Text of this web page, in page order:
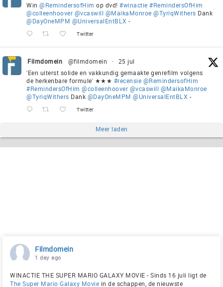
Win @RemindersofHim op dvd! #winactie #RemindersOfHim
@colleenhoover @vcaswill @MaikaMonroe @TyriqWithers Dank
@DayOneMPM @UniversalEntBLX -
Twitter
Filmdomein @filmdomein ·
25 jul
'Een uiterst solide en vakkundig gemaakte genrefilm volgens
de herkenbare formule' ★★★ #recensie @RemindersofHim
#RemindersOfHim @colleenhoover @vcaswill @MaikaMonroe
@TyriqWithers Dank @DayOneMPM @UniversalEntBLX -
Twitter
Meer laden
Filmdomein
1 day ago
WINACTIE THE SUPER MARIO GALAXY MOVIE - Sinds 16 juli ligt de
The Super Mario Galaxy Movie in de schappen, de nieuwste